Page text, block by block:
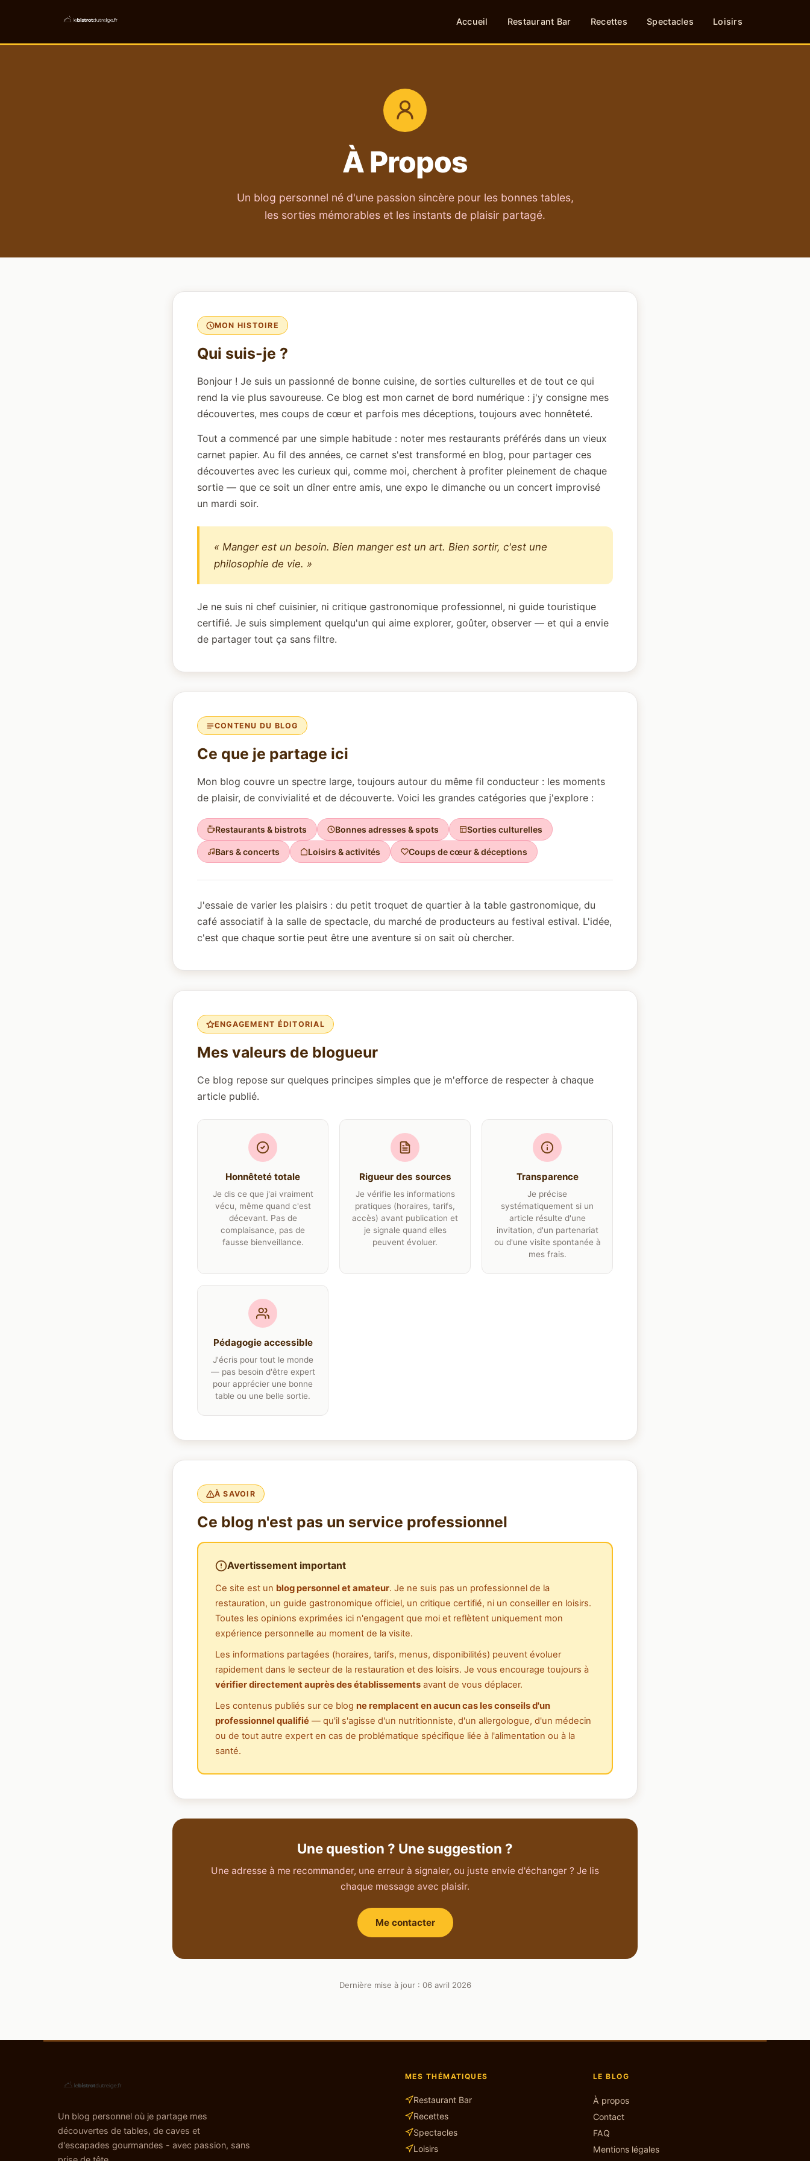
Accueil Restaurant Bar Recettes Spectacles Loisirs
À Propos
Un blog personnel né d'une passion sincère pour les bonnes tables,
les sorties mémorables et les instants de plaisir partagé.
MON HISTOIRE
Qui suis-je ?
Bonjour ! Je suis un passionné de bonne cuisine, de sorties culturelles et de tout ce qui
rend la vie plus savoureuse. Ce blog est mon carnet de bord numérique : j'y consigne mes
découvertes, mes coups de cœur et parfois mes déceptions, toujours avec honnêteté.
Tout a commencé par une simple habitude : noter mes restaurants préférés dans un vieux
carnet papier. Au fil des années, ce carnet s'est transformé en blog, pour partager ces
découvertes avec les curieux qui, comme moi, cherchent à profiter pleinement de chaque
sortie — que ce soit un dîner entre amis, une expo le dimanche ou un concert improvisé
un mardi soir.
« Manger est un besoin. Bien manger est un art. Bien sortir, c'est une
philosophie de vie. »
Je ne suis ni chef cuisinier, ni critique gastronomique professionnel, ni guide touristique
certifié. Je suis simplement quelqu'un qui aime explorer, goûter, observer — et qui a envie
de partager tout ça sans filtre.
CONTENU DU BLOG
Ce que je partage ici
Mon blog couvre un spectre large, toujours autour du même fil conducteur : les moments
de plaisir, de convivialité et de découverte. Voici les grandes catégories que j'explore :
Restaurants & bistrots Bonnes adresses & spots Sorties culturelles
Bars & concerts Loisirs & activités Coups de cœur & déceptions
J'essaie de varier les plaisirs : du petit troquet de quartier à la table gastronomique, du
café associatif à la salle de spectacle, du marché de producteurs au festival estival. L'idée,
c'est que chaque sortie peut être une aventure si on sait où chercher.
ENGAGEMENT ÉDITORIAL
Mes valeurs de blogueur
Ce blog repose sur quelques principes simples que je m'efforce de respecter à chaque
article publié.
Honnêteté totale
Je dis ce que j'ai vraiment
vécu, même quand c'est
décevant. Pas de
complaisance, pas de
fausse bienveillance.
Rigueur des sources
Je vérifie les informations
pratiques (horaires, tarifs,
accès) avant publication et
je signale quand elles
peuvent évoluer.
Transparence
Je précise
systématiquement si un
article résulte d'une
invitation, d'un partenariat
ou d'une visite spontanée à
mes frais.
Pédagogie accessible
J'écris pour tout le monde
— pas besoin d'être expert
pour apprécier une bonne
table ou une belle sortie.
À SAVOIR
Ce blog n'est pas un service professionnel
Avertissement important
Ce site est un blog personnel et amateur. Je ne suis pas un professionnel de la
restauration, un guide gastronomique officiel, un critique certifié, ni un conseiller en loisirs.
Toutes les opinions exprimées ici n'engagent que moi et reflètent uniquement mon
expérience personnelle au moment de la visite.
Les informations partagées (horaires, tarifs, menus, disponibilités) peuvent évoluer
rapidement dans le secteur de la restauration et des loisirs. Je vous encourage toujours à
vérifier directement auprès des établissements avant de vous déplacer.
Les contenus publiés sur ce blog ne remplacent en aucun cas les conseils d'un
professionnel qualifié — qu'il s'agisse d'un nutritionniste, d'un allergologue, d'un médecin
ou de tout autre expert en cas de problématique spécifique liée à l'alimentation ou à la
santé.
Une question ? Une suggestion ?
Une adresse à me recommander, une erreur à signaler, ou juste envie d'échanger ? Je lis
chaque message avec plaisir.
Me contacter
Dernière mise à jour : 06 avril 2026
Un blog personnel où je partage mes
découvertes de tables, de caves et
d'escapades gourmandes - avec passion, sans
MES THÉMATIQUES
Restaurant Bar
Recettes
Spectacles
Loisirs
LE BLOG
À propos
Contact
FAQ
Mentions légales